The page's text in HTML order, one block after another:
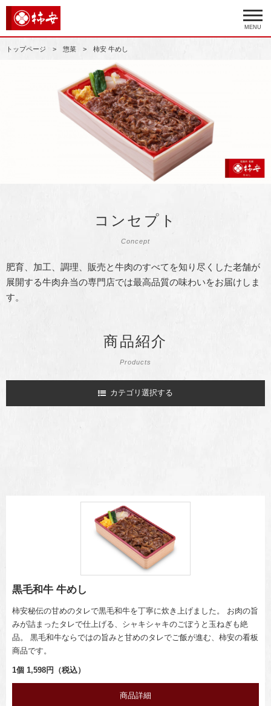
MENU
トップページ 惣菜 柿安 牛めし
コンセプト
Concept
肥育、加工、調理、販売と牛肉のすべてを知り尽くした老舗が
展開する牛肉弁当の専門店では最高品質の味わいをお届けしま
す。
商品紹介
Products
カテゴリ選択する
黒毛和牛 牛めし
柿安秘伝の甘めのタレで黒毛和牛を丁寧に炊き上げました。 お肉の旨
みが詰まったタレで仕上げる、シャキシャキのごぼうと玉ねぎも絶
品。 黒毛和牛ならではの旨みと甘めのタレでご飯が進む、柿安の看板
商品です。
1個 1,598円（税込）
商品詳細